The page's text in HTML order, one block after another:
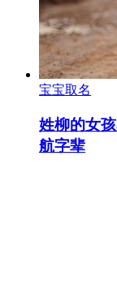
宝宝取名
姓柳的女
航字辈